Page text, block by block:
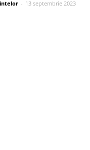
- 13 septembrie 2023